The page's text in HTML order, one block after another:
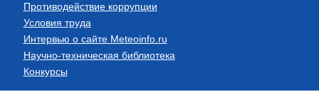
Противодействие коррупции
Условия труда
Интервью о сайте Meteoinfo.ru
Научно-техническая библиотека
Конкурсы